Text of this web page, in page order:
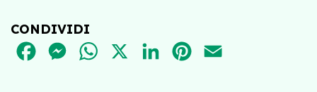
CONDIVIDI
FACEBOOKMESSENGER
WHATSAPPLINKEDINPINTEREST